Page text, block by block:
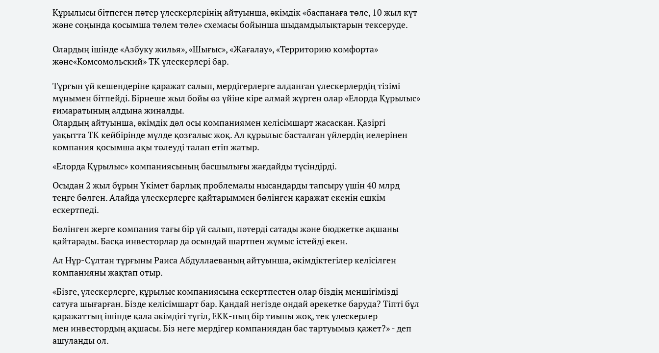
Құрылысы бітпеген пәтер үлескерлерінің айтуынша, әкімдік «баспанаға төле, 10 жыл күт
және соңында қосымша төлем төле» схемасы бойынша шыдамдылықтарын тексеруде.
Олардың ішінде «Азбуку жилья», «Шығыс», «Жағалау», «Территорию комфорта»
және«Комсомольский» ТК үлескерлері бар.
Тұрғын үй кешендеріне қаражат салып, мердігерлерге алданған үлескерлердің тізімі
мұнымен бітпейді. Бірнеше жыл бойы өз үйіне кіре алмай жүрген олар «Елорда Құрылыс»
ғимаратының алдына жиналды.
Олардың айтуынша, әкімдік дәл осы компаниямен келісімшарт жасасқан. Қазіргі
уақытта ТК кейбірінде мүлде қозғалыс жоқ. Ал құрылыс басталған үйлердің иелерінен
компания қосымша ақы төлеуді талап етіп жатыр.
«Елорда Құрылыс» компаниясының басшылығы жағдайды түсіндірді.
Осыдан 2 жыл бұрын Үкімет барлық проблемалы нысандарды тапсыру үшін 40 млрд
теңге бөлген. Алайда үлескерлерге қайтарыммен бөлінген қаражат екенін ешкім
ескертпеді.
Бөлінген жерге компания тағы бір үй салып, пәтерді сатады және бюджетке ақшаны
қайтарады. Басқа инвесторлар да осындай шартпен жұмыс істейді екен.
Ал Нұр-Сұлтан тұрғыны Раиса Абдуллаеваның айтуынша, әкімдіктегілер келісілген
компанияны жақтап отыр.
«Бізге, үлескерлерге, құрылыс компаниясына ескертпестен олар біздің меншігімізді
сатуға шығарған. Бізде келісімшарт бар. Қандай негізде ондай әрекетке баруда? Тіпті бұл
қаражаттың ішінде қала әкімдігі түгіл, ЕКК-ның бір тиыны жоқ, тек үлескерлер
мен инвестордың ақшасы. Біз неге мердігер компаниядан бас тартуымыз қажет?» - деп
ашуланды ол.